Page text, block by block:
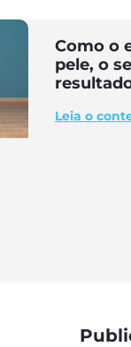
Como o
pele, o
Leia o